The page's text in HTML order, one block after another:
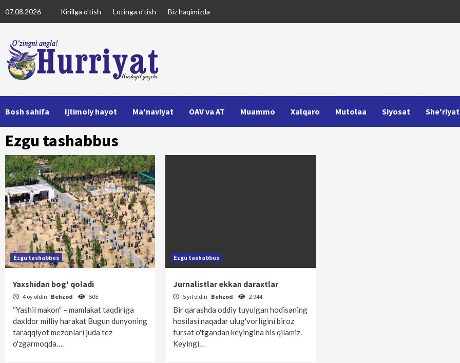
to
07.08.2026 Kirillga o'tish Lotinga o'tish Biz haqimizda
Bosh sahifa Ijtimoiy hayot Ma'naviyat OAV va AT Muammo Xalqaro Mutolaa Siyosat She'riyat
Ezgu tashabbus
Ezgu tashabbus
Yaxshidan bog' qoladi
4 oy oldin Behzod 505
“Yashil makon” – mamlakat taqdiriga
daxldor milliy harakat Bugun dunyoning
taraqqiyot mezonlari juda tez
o'zgarmoqda….
Ezgu tashabbus
Jurnalistlar ekkan daraxtlar
5 yil oldin Behzod 2 944
Bir qarashda oddiy tuyulgan hodisaning
hosilasi naqadar ulug'vorligini biroz
fursat o'tgandan keyingina his qilamiz.
Keyingi…